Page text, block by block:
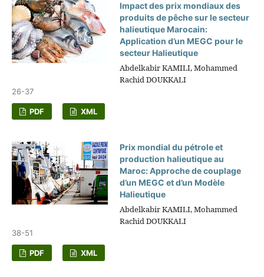
Impact des prix mondiaux des
produits de pêche sur le secteur
halieutique Marocain:
Application d’un MEGC pour le
secteur Halieutique
Abdelkabir KAMILI, Mohammed
Rachid DOUKKALI
26-37
PDF XML
Prix mondial du pétrole et
production halieutique au
Maroc: Approche de couplage
d’un MEGC et d’un Modèle
Halieutique
Abdelkabir KAMILI, Mohammed
Rachid DOUKKALI
38-51
PDF XML